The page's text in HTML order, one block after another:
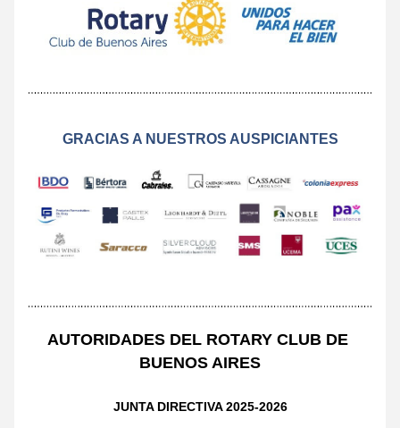
GRACIAS A NUESTROS AUSPICIANTES
AUTORIDADES DEL ROTARY CLUB DE
BUENOS AIRES
JUNTA DIRECTIVA 2025-2026